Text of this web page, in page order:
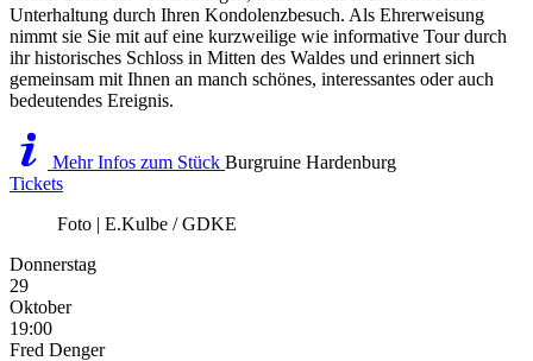
Unterhaltung durch Ihren Kondolenzbesuch. Als Ehrerweisung
nimmt sie Sie mit auf eine kurzweilige wie informative Tour durch
ihr historisches Schloss in Mitten des Waldes und erinnert sich
gemeinsam mit Ihnen an manch schönes, interessantes oder auch
bedeutendes Ereignis.
Mehr Infos zum Stück Burgruine Hardenburg
Tickets
Foto | E.Kulbe / GDKE
Donnerstag
29
Oktober
19:00
Fred Denger